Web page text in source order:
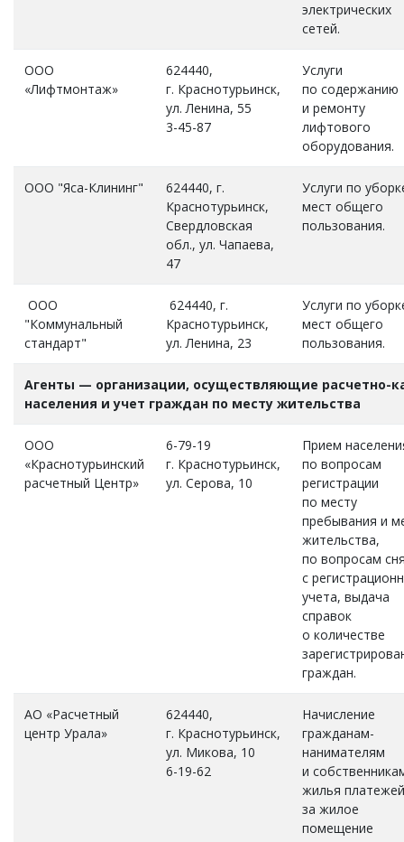
электрических
сетей.
ООО
«Лифтмонтаж»
624440,
г. Краснотурьинск,
ул. Ленина, 55
3-45-87
Услуги
по содержанию
и ремонту
лифтового
оборудования.
ООО "Яса-Клининг"
624440, г.
Краснотурьинск,
Свердловская
обл., ул. Чапаева,
47
Услуги по
мест общего
пользования.
ООО
"Коммунальный
стандарт"
624440, г.
Краснотурьинск,
ул. Ленина, 23
Услуги по
мест общего
пользования.
Агенты — организации, осуществляющие расчетно-
населения и учет граждан по месту жительства
ООО
«Краснотурьинский
расчетный Центр»
6-79-19
г. Краснотурьинск,
ул. Серова, 10
Прием
по вопросам
регистрации
по месту
пребывания и
жительства,
по вопросам
с
учета, выдача
справок
о количестве
граждан.
АО «Расчетный
центр Урала»
624440,
г. Краснотурьинск,
ул. Микова, 10
6-19-62
Начисление
гражданам-
нанимателям
и
жилья платежей
за жилое
помещение